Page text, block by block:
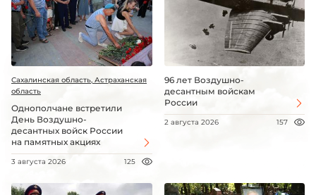
Сахалинская область, Астраханская
область
Однополчане встретили
День Воздушно-
десантных войск России
на памятных акциях
3 августа 2026 125
96 лет Воздушно-
десантным войскам
России
2 августа 2026 157